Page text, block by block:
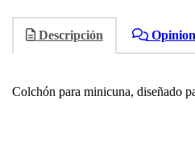
Descripción
Colchón para minicuna, diseñado